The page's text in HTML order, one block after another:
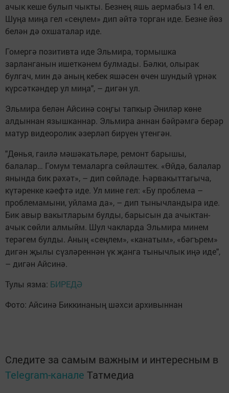
ачык кеше булып чыкты. Безнең яшь аермабыз 14 ел.
Шуңа миңа гел «сеңлем» дип әйтә торган иде. Безне йөз
белән дә охшаталар иде.
Гомергә позитивта иде Эльмира, тормышка
зарланганын ишеткәнем булмады. Бәлки, олырак
булгач, мин дә аның кебек яшәсен өчен шундый үрнәк
күрсәткәндер ул миңа", – дигән ул.
Эльмира белән Айсинә соңгы тапкыр Әниләр көне
алдыннан язышканнар. Эльмира аннан бәйрәмгә берәр
матур видеоролик әзерләп бирүен үтенгән.
"Дөнья, гаилә мәшәкатьләре, ремонт барышы,
балалар… Гомум темаларга сөйләштек. «Өйдә, балалар
янында бик рәхәт», – дип сөйләде. Һәрвакыттагыча,
күтәренке кәефтә иде. Ул мине гел: «Бу проблема –
проблемамыни, уйлама да», – дип тынычландыра иде.
Бик авыр вакытларым булды, барысын да ачыктан-
ачык сөйли алмыйм. Шул чакларда Эльмира минем
терәгем булды. Аның «сеңлем», «канатым», «бәгърем»
дигән җылы сүзләреннән үк җанга тынычлык иңә иде",
– дигән Айсинә.
Тулы язма: БИРЕДӘ
Фото: Айсинә Биккинаның шәхси архивыннан
Следите за самым важным и интересным в
Telegram-канале Татмедиа